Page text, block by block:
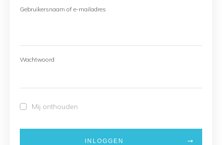
Gebruikersnaam of e-mailadres
Wachtwoord
Mij onthouden
INLOGGEN